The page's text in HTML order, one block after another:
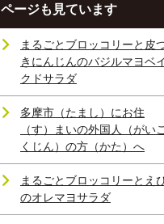
ページも見ています
まるごとブロッコリーと皮
きにんじんのバジルマヨベ
クドサラダ
多摩市（たまし）にお住
（す）まいの外国人（がいこ
くじん）の方（かた）へ
まるごとブロッコリーとえ
のオレマヨサラダ